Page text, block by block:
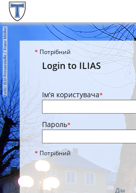
* Потрібний
Login to ILIAS
Ім'я користувача*
Пароль*
* Потрібний
Дім